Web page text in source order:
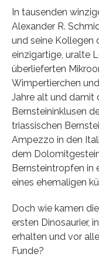
In tausenden
Alexander R.
und seine Kollegen
einzigartige, uralte
überlieferten
Wimpertierchen
Jahre alt und damit
Bernsteininklusen
triassischen
Ampezzo in den
dem
Bernsteintropfen in
eines ehemaligen
Doch wie kamen
ersten Dinosaurier,
erhalten und vor
Funde?